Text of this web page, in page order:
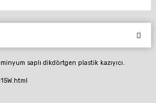
saplı dikdörtgen plastik kazıyıcı.